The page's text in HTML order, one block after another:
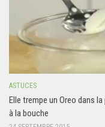
ASTUCES
Elle trempe un Oreo dans
à la bouche